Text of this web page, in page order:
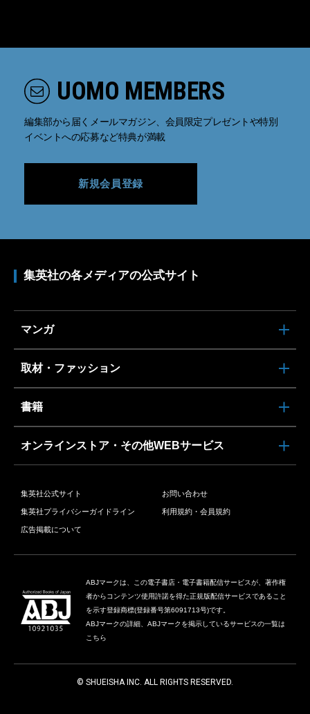
UOMO MEMBERS
編集部から届くメールマガジン、会員限定プレゼントや特別
イベントへの応募など特典が満載
新規会員登録
集英社の各メディアの公式サイト
マンガ
取材・ファッション
書籍
オンラインストア・その他WEBサービス
集英社公式サイト お問い合わせ
集英社プライバシーガイドライン 利用規約・会員規約
広告掲載について
ABJマークは、この電子書店・電子書籍配信サービスが、著作権
者からコンテンツ使用許諾を得た正規版配信サービスであること
を示す登録商標(登録番号第6091713号)です。
ABJマークの詳細、ABJマークを掲示しているサービスの一覧は
こちら
© SHUEISHA INC. ALL RIGHTS RESERVED.